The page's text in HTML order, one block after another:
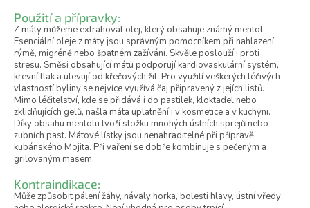
Použití a přípravky:
Z máty můžeme extrahovat olej, který obsahuje známý mentol.
Esenciální oleje z máty jsou správným pomocníkem při nahlazení,
rýmě, migréně nebo špatném zažívání. Skvěle poslouží i proti
stresu. Směsi obsahující mátu podporují kardiovaskulární systém,
krevní tlak a ulevují od křečových žil. Pro využití veškerých léčivých
vlastností byliny se nejvíce využívá čaj připravený z jejích listů.
Mimo léčitelství, kde se přidává i do pastilek, kloktadel nebo
zklidňujících gelů, našla máta uplatnění i v kosmetice a v kuchyni.
Díky obsahu mentolu tvoří složku mnohých ústních sprejů nebo
zubních past. Mátové lístky jsou nenahraditelné při přípravě
kubánského Mojita. Při vaření se dobře kombinuje s pečeným a
grilovaným masem.
Kontraindikace:
Může způsobit pálení žáhy, návaly horka, bolesti hlavy, ústní vředy